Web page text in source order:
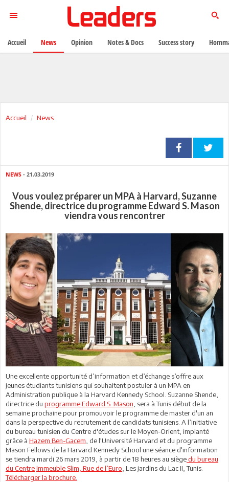
Accueil News
NEWS - 21.03.2019
Vous voulez préparer un MPA à Harvard, Suzanne
Shende, directrice du programme Edward S. Mason
viendra vous rencontrer
Une excellente opportunité d’information et d’échange s’offre aux
jeunes étudiants tunisiens qui souhaitent postuler à un MPA en
Administration publique à la Harvard Kennedy School. Suzanne Shende,
directrice du programme Edward S. Mason , sera à Tunis début de la
semaine prochaine pour promouvoir le programme de master d'un an
dans la perspective du recrutement de candidats tunisiens. A l’initiative
du bureau tunisien du Centre d'études sur le Moyen-Orient, implanté
grâce à Hazem Ben-Gacem , de l'Université Harvard et du programme
Mason Fellows de la Harvard Kennedy School une séance d'information
se tiendra mardi 26 mars 2019, à partir de 18 heures au siège du bureau
du CentreImmeuble Slim, Rue de l’Euro , Les jardins du Lac II, Tunis.
Télécharger la brochure.
Accueil News Opinion Notes & Docs Success story